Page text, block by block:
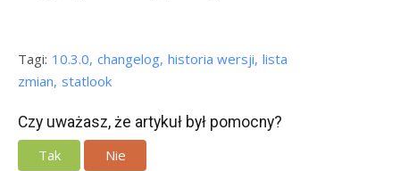
Tagi: 10.3.0 changelog historia wersji lista
zmian statlook
Czy uważasz, że artykuł był pomocny?
Tak
Nie